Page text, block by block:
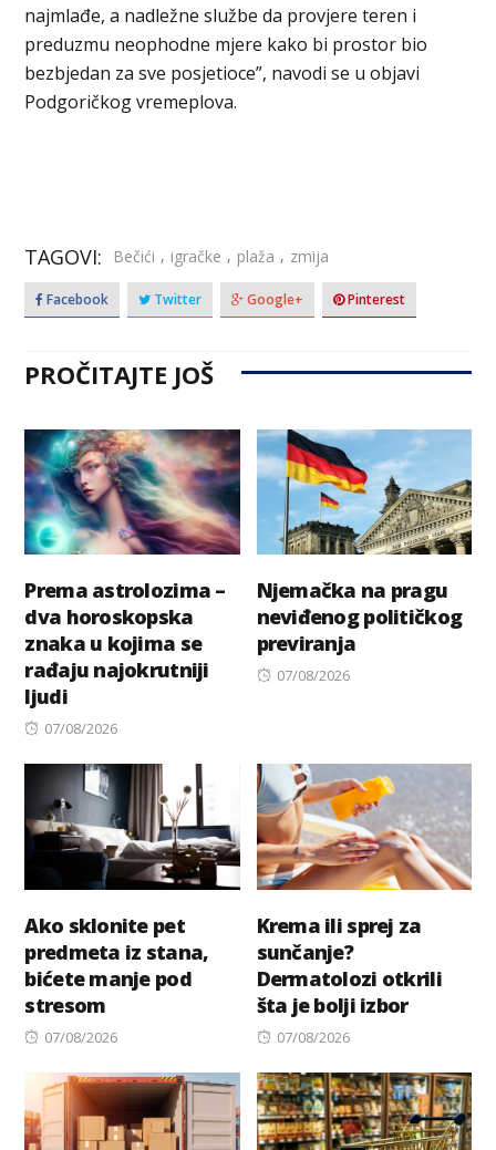
naјmlađe, a nadležne službe da provjere teren i
preduzmu neophodne mjere kako bi prostor bio
bezbjedan za sve posjetioce”, navodi se u objavi
Podgoričkog vremeplova.
TAGOVI: Bečići , igračke , plaža , zmija
Facebook Twitter Google+ Pinterest
PROČITAJTE JOŠ
Prema astrolozima –
dva horoskopska
znaka u kojima se
rađaju najokrutniji
ljudi
Posted
07/08/2026
Njemačka na pragu
neviđenog političkog
previranja
Posted
07/08/2026
Ako sklonite pet
predmeta iz stana,
bićete manje pod
stresom
Posted
07/08/2026
Krema ili sprej za
sunčanje?
Dermatolozi otkrili
šta je bolji izbor
Posted
07/08/2026